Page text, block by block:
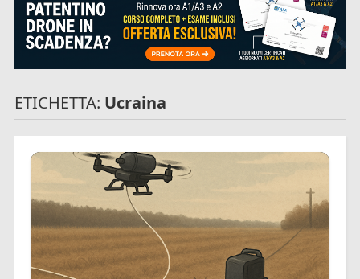
ETICHETTA: Ucraina